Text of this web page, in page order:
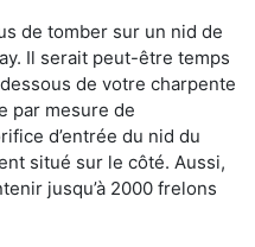
de tomber sur un nid de
Il serait peut-être temps
de votre charpente
par mesure de
d’entrée du nid du
situé sur le côté. Aussi,
jusqu’à 2000 frelons